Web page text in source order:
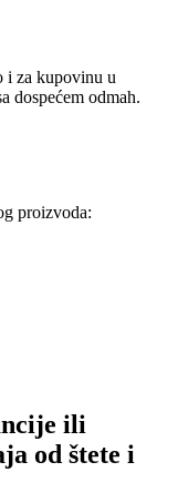
i za kupovinu u
dospećem odmah.
proizvoda:
ili
od štete i